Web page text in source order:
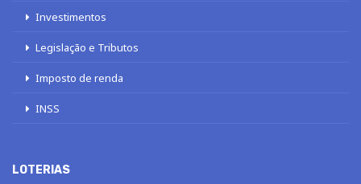
Investimentos
Legislação e Tributos
Imposto de renda
INSS
LOTERIAS